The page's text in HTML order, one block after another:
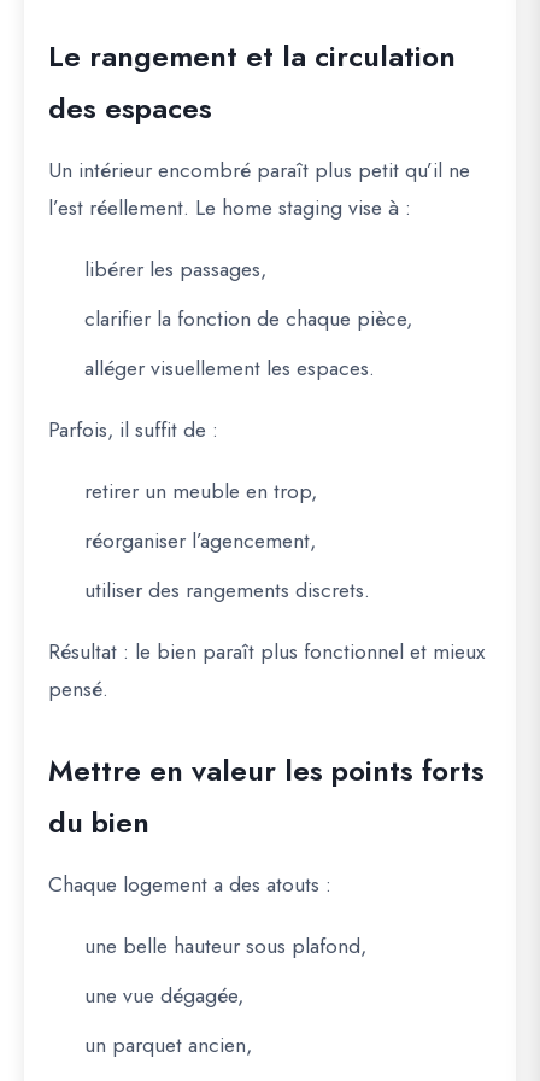
Le rangement et la circulation
des espaces
Un intérieur encombré paraît plus petit qu’il ne
l’est réellement. Le home staging vise à :
libérer les passages,
clarifier la fonction de chaque pièce,
alléger visuellement les espaces.
Parfois, il suffit de :
retirer un meuble en trop,
réorganiser l’agencement,
utiliser des rangements discrets.
Résultat : le bien paraît plus fonctionnel et mieux
pensé.
Mettre en valeur les points forts
du bien
Chaque logement a des atouts :
une belle hauteur sous plafond,
une vue dégagée,
un parquet ancien,